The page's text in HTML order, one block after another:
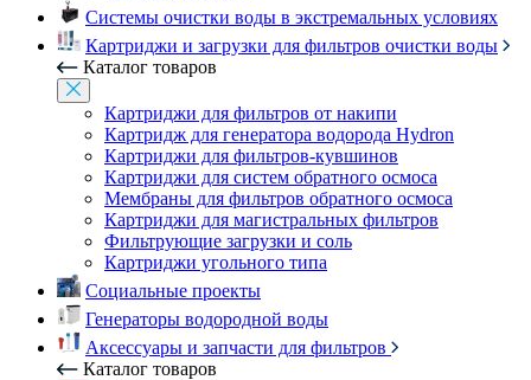
Системы очистки воды в экстремальных условиях
Картриджи и загрузки для фильтров очистки воды
Каталог товаров
Картриджи для фильтров от накипи
Картридж для генератора водорода Hydron
Картриджи для фильтров-кувшинов
Картриджи для систем обратного осмоса
Мембраны для фильтров обратного осмоса
Картриджи для магистральных фильтров
Фильтрующие загрузки и соль
Картриджи угольного типа
Социальные проекты
Генераторы водородной воды
Аксессуары и запчасти для фильтров
Каталог товаров